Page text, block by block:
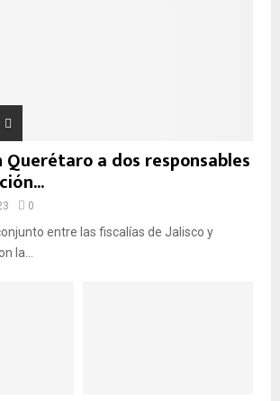
Querétaro a dos responsables
0
entre las fiscalías de Jalisco y
la...